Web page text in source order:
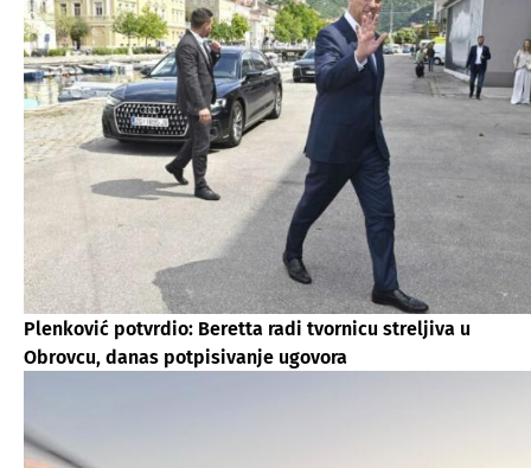
Plenković potvrdio: Beretta radi tvornicu streljiva u
Obrovcu, danas potpisivanje ugovora